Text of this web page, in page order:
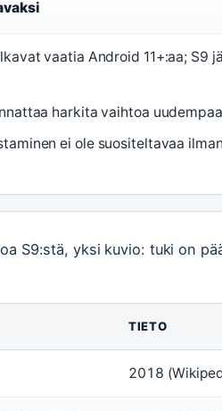
vaatia Android 11+:aa; S9
harkita vaihtoa
ei ole suositeltavaa
S9:stä, yksi kuvio: tuki on
TIETO
2018